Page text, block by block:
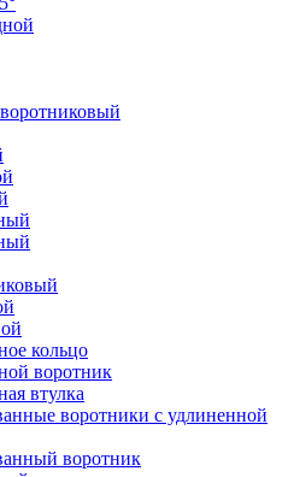
кольцо
воротник
втулка
воротники с удлиненной
воротник